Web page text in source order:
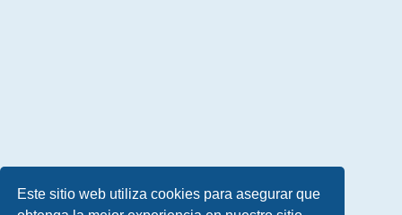
Este sitio web utiliza cookies para asegurar que